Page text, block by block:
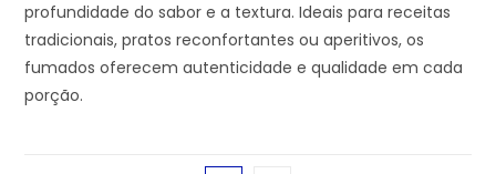
profundidade do sabor e a textura. Ideais para receitas
tradicionais, pratos reconfortantes ou aperitivos, os
fumados oferecem autenticidade e qualidade em cada
porção.